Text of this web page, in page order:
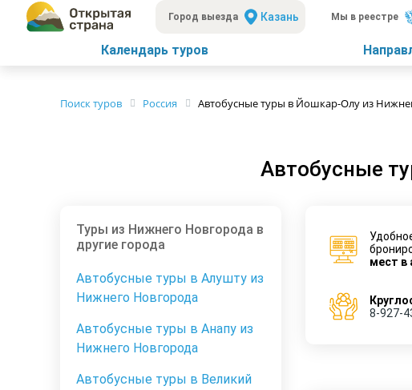
Город выезда Казань Мы в реестре
Календарь туров
Поиск туров Россия Автобусные туры в Йошкар-Олу из
Автобусные
Туры из Нижнего Новгорода в
другие города
Автобусные туры в Алушту из
Нижнего Новгорода
Автобусные туры в Анапу из
Нижнего Новгорода
Автобусные туры в Великий
мест в
8-927-